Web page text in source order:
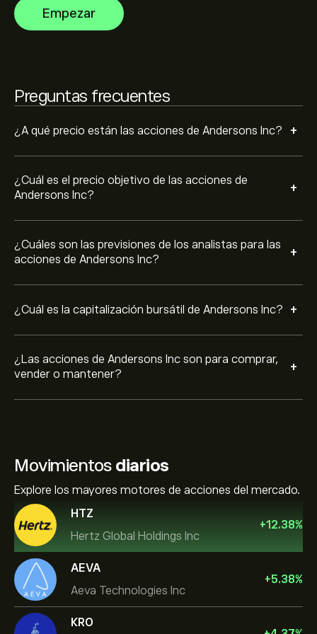
Empezar
Preguntas frecuentes
¿A qué precio están las acciones de Andersons Inc? +
¿Cuál es el precio objetivo de las acciones de
Andersons Inc?
+
¿Cuáles son las previsiones de los analistas para las
acciones de Andersons Inc?
+
evolución futura de los precios.
¿Cuál es la capitalización bursátil de Andersons Inc? +
La capitalización bursátil de Andersons Inc se sitúa en
2.23B‎$‎
¿Las acciones de Andersons Inc son para comprar,
vender o mantener?
+
Compra moderada.
Movimientos diarios
Explore los mayores motores de acciones del mercado.
HTZ
Hertz Global Holdings Inc
+12.38%
AEVA
Aeva Technologies Inc
+5.38%
KRO